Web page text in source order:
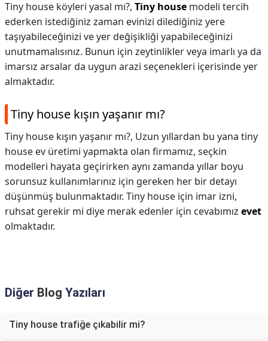
Tiny house köyleri yasal mı?, Tiny house modeli tercih
ederken istediğiniz zaman evinizi dilediğiniz yere
taşıyabileceğinizi ve yer değişikliği yapabileceğinizi
unutmamalısınız. Bunun için zeytinlikler veya imarlı ya da
imarsız arsalar da uygun arazi seçenekleri içerisinde yer
almaktadır.
Tiny house kışın yaşanır mı?
Tiny house kışın yaşanır mı?, Uzun yıllardan bu yana tiny
house ev üretimi yapmakta olan firmamız, seçkin
modelleri hayata geçirirken aynı zamanda yıllar boyu
sorunsuz kullanımlarınız için gereken her bir detayı
düşünmüş bulunmaktadır. Tiny house için imar izni,
ruhsat gerekir mi diye merak edenler için cevabımız evet
olmaktadır.
Diğer Blog Yazıları
Tiny house trafiğe çıkabilir mi?